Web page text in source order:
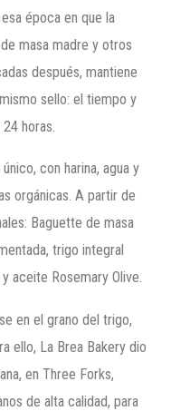
época en que la
masa madre y otros
después, mantiene
sello: el tiempo y
horas.
con harina, agua y
orgánicas. A partir de
Baguette de masa
trigo integral
aceite Rosemary Olive.
en el grano del trigo,
ello, La Brea Bakery dio
en Three Forks,
de alta calidad, para